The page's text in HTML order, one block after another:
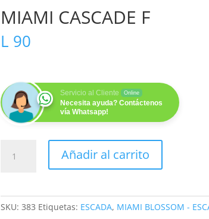
MIAMI CASCADE F
L 90
Servicio al Cliente Online
Necesita ayuda? Contáctenos
vía Whatsapp!
CASCADE
Añadir al carrito
SKU:383 Etiquetas: ESCADA, MIAMI BLOSSOM -